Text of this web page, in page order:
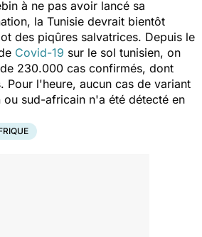
à ne pas avoir lancé sa
la Tunisie devrait bientôt
des piqûres salvatrices. Depuis le
Covid-19 sur le sol tunisien, on
230.000 cas confirmés, dont
Pour l'heure, aucun cas de variant
ou sud-africain n'a été détecté en